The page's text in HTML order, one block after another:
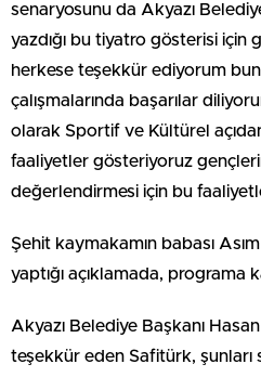
senaryosunu da Akyazı
yazdığı bu tiyatro gösterisi için
herkese teşekkür ediyorum
çalışmalarında başarılar
olarak Sportif ve Kültürel
faaliyetler gösteriyoruz
değerlendirmesi için bu
Şehit kaymakamın babası
yaptığı açıklamada, programa
Akyazı Belediye Başkanı
teşekkür eden Safitürk, şunları